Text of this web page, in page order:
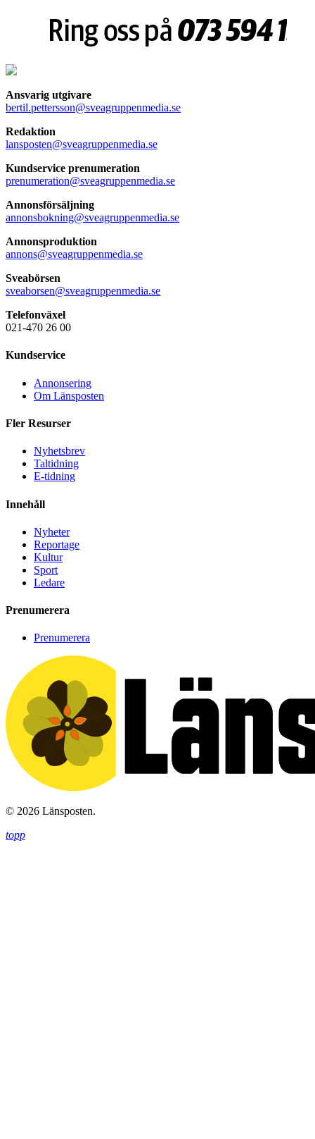
Ansvarig utgivare
bertil.pettersson@sveagruppenmedia.se
Redaktion
lansposten@sveagruppenmedia.se
Kundservice prenumeration
prenumeration@sveagruppenmedia.se
Annonsförsäljning
annonsbokning@sveagruppenmedia.se
Annonsproduktion
annons@sveagruppenmedia.se
Sveabörsen
sveaborsen@sveagruppenmedia.se
Telefonväxel
021-470 26 00
Kundservice
Annonsering
Om Länsposten
Fler Resurser
Nyhetsbrev
Taltidning
E-tidning
Innehåll
Nyheter
Reportage
Kultur
Sport
Ledare
Prenumerera
Prenumerera
© 2026 Länsposten.
topp